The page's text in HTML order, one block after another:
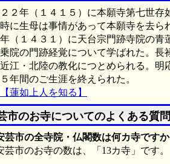
２年（１４１５）に本願寺第七世存
に生母は事情があって本願寺を去
（１４３１）に天台宗門跡寺院の
院の門跡経覚について学ばれた。
江・北陸の教化につとめられる。
年間のご生涯を終えられた。
蓮如上人を知る】
市のお寺についてのよくある質問
芸市の全寺院・仏閣数は何カ寺ですか
芸市のお寺の数は、「13カ寺」です。